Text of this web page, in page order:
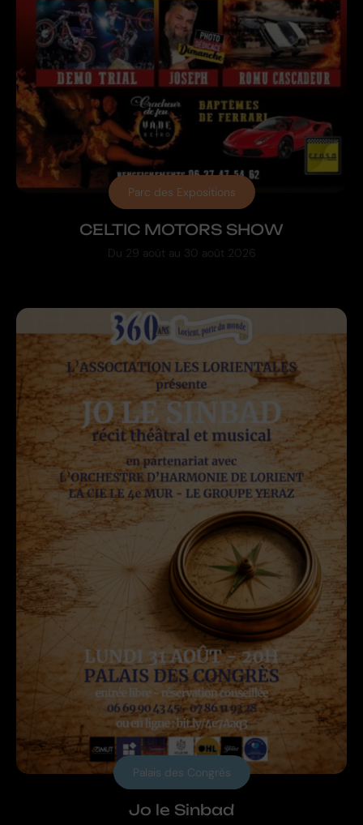
CELTIC MOTORS SHOW
Parc des Expositions
Du 29 août au 30 août 2026
Jo le Sinbad
Palais des Congrès